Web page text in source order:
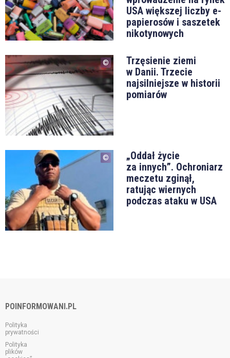
USA większej liczby e-
papierosów i saszetek
nikotynowych
Trzęsienie ziemi
w Danii. Trzecie
najsilniejsze w historii
pomiarów
„Oddał życie
za innych”. Ochroniarz
meczetu zginął,
ratując wiernych
podczas ataku w USA
POINFORMOWANI.PL
Polityka
prywatności
Polityka
plików